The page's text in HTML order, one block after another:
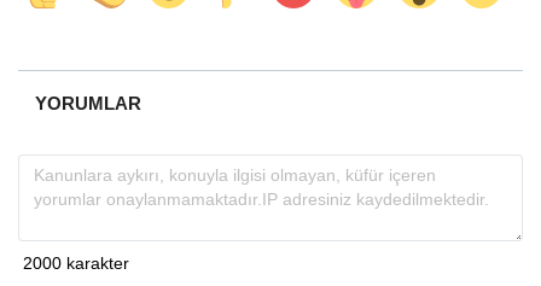
YORUMLAR